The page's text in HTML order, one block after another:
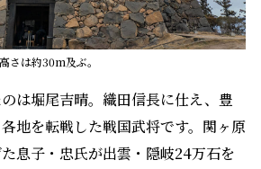
さは約30m及ぶ。
は堀尾吉晴。織田信長に仕え、豊
地を転戦した戦国武将です。関ヶ原
息子・忠氏が出雲・隠岐24万石を